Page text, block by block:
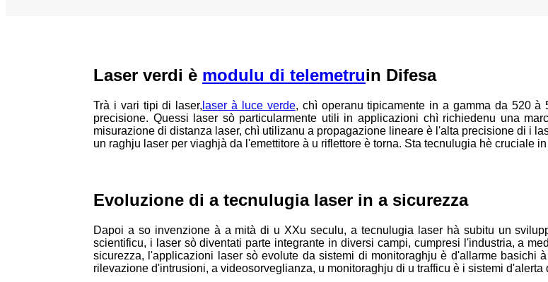
Laser verdi è modulu di telemetruin Difesa
Trà i vari tipi di laser, laser à luce verde, chì operanu tipicamente in a gamma da 520
precisione. Quessi laser sò particularmente utili in applicazioni chì richiedenu una
misurazione di distanza laser, chì utilizanu a propagazione lineare è l'alta precisione di i
un raghju laser per viaghjà da l'emettitore à u riflettore è torna. Sta tecnulugia hè cruciale
Evoluzione di a tecnulugia laser in a sicurezza
Dapoi a so invenzione à a mità di u XXu seculu, a tecnulugia laser hà subitu un
scientificu, i laser sò diventati parte integrante in diversi campi, cumpresi l'industria, a
sicurezza, l'applicazioni laser sò evolute da sistemi di monitoraghju è d'allarme basichi
rilevazione d'intrusioni, a videosorveglianza, u monitoraghju di u trafficu è i sistemi d'alerta